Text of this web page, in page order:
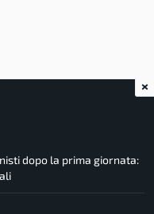
dopo la prima giornata:
×